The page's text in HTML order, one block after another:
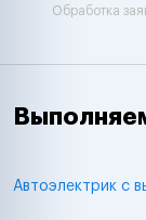
Обработка
Автоэлектрик с